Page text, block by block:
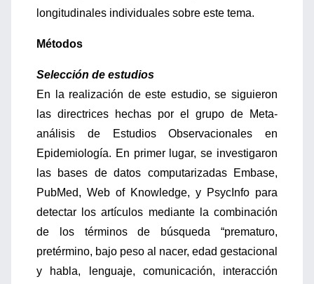
longitudinales individuales sobre este tema.
Métodos
Selección de estudios
En la realización de este estudio, se siguieron
las directrices hechas por el grupo de Meta-
análisis de Estudios Observacionales en
Epidemiología. En primer lugar, se investigaron
las bases de datos computarizadas Embase,
PubMed, Web of Knowledge, y PsycInfo para
detectar los artículos mediante la combinación
de los términos de búsqueda “prematuro,
pretérmino, bajo peso al nacer, edad gestacional
y habla, lenguaje, comunicación, interacción